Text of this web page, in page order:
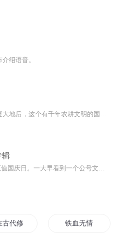
绍语音。
辑
代修铁路 铁血无情